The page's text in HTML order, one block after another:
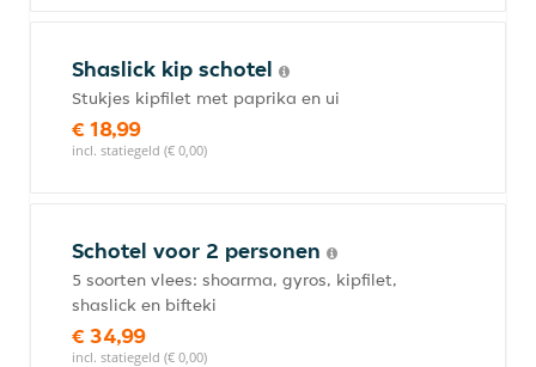
Shaslick kip schotel
Stukjes kipfilet met paprika en ui
€ 18,99
incl. statiegeld (€ 0,00)
Schotel voor 2 personen
5 soorten vlees: shoarma, gyros, kipfilet,
shaslick en bifteki
€ 34,99
incl. statiegeld (€ 0,00)